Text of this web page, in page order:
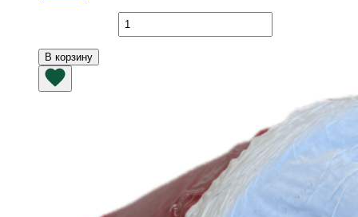
Количество
товара
В корзину